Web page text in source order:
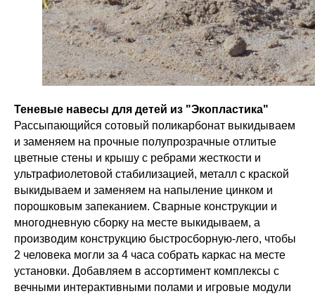
Теневые навесы для детей из "Экопластика"
Рассыпающийся сотовый поликарбонат выкидываем
и заменяем на прочные полупрозрачные отлитые
цветные стены и крышу с ребрами жесткости и
ультрафиолетовой стабилизацией, металл с краской
выкидываем и заменяем на напыление цинком и
порошковым запеканием. Сварные конструкции и
многодневную сборку на месте выкидываем, а
производим конструкцию быстросборную-лего, чтобы
2 человека могли за 4 часа собрать каркас на месте
установки. Добавляем в ассортимент комплексы с
вечными интерактивными полами и игровые модули